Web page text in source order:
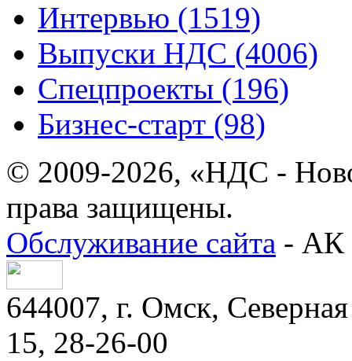
Интервью (1519)
Выпуски НДС (4006)
Спецпроекты (196)
Бизнес-старт (98)
© 2009-2026, «НДС -
права защищены.
Обслуживание сайта - АК
644007, г. Омск,
15, 28-26-00